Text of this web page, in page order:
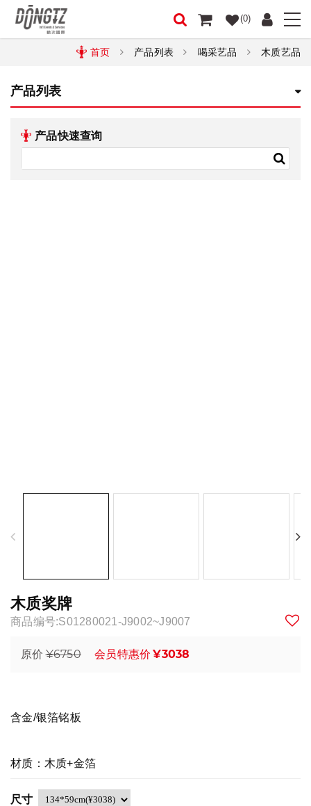
(0)
首页 产品列表 喝采艺品 木质艺品
产品列表
产品快速查询
木质奖牌
商品编号:S01280021-J9002~J9007
原价 ¥6750 会员特惠价 ¥3038
含金/银箔铭板
材质：木质+金箔
尺寸